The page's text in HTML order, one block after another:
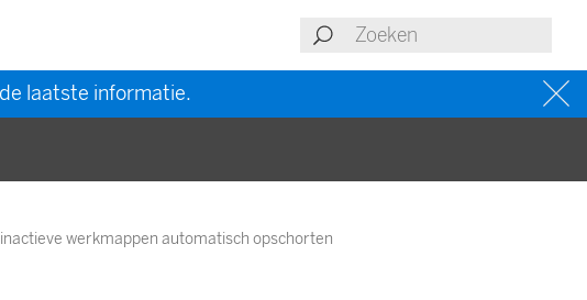
laatste informatie.
werkmappen automatisch opschorten